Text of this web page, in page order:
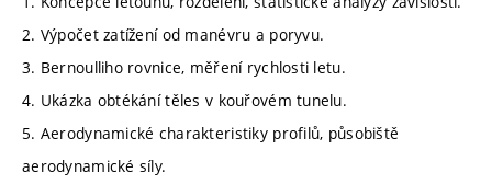
2. Výpočet zatížení od manévru a poryvu.
3. Bernoulliho rovnice, měření rychlosti letu.
4. Ukázka obtékání těles v kouřovém tunelu.
5. Aerodynamické charakteristiky profilů, působiště
aerodynamické síly.